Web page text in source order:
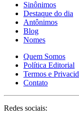
Sinônimos
Destaque do dia
Antônimos
Blog
Nomes
Quem Somos
Política Editorial
Termos e
Contato
Redes sociais: